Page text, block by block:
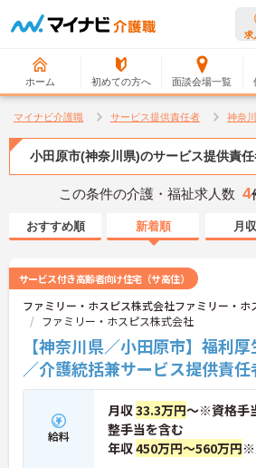
求
ホーム 初めての方へ 面談会場一覧
マイナビ介護職 サービス提供責任者 神奈
小田原市(神奈川県)のサービス提供責
この条件の介護・福祉求人数 4
おすすめ順 新着順 月
サービス付き高齢者向け住宅（サ高住）
ファミリー・ホスピス株式会社ファミリー・
ファミリー・ホスピス株式会社
【神奈川県／小田原市】福利
／介護統括兼サービス提供責
給料
月収33.3万円～※資格手
整手当を含む
年収450万円～560万円※